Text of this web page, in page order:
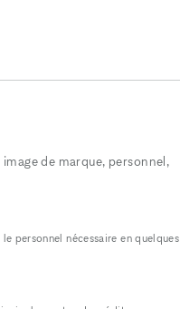
de marque, personnel,
personnel nécessaire en quelques